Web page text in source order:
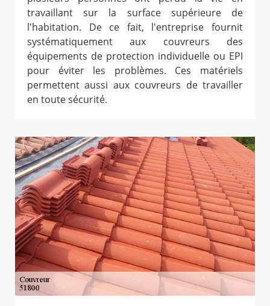
travaillant sur la surface supérieure de
l'habitation. De ce fait, l'entreprise fournit
systématiquement aux couvreurs des
équipements de protection individuelle ou EPI
pour éviter les problèmes. Ces matériels
permettent aussi aux couvreurs de travailler
en toute sécurité.